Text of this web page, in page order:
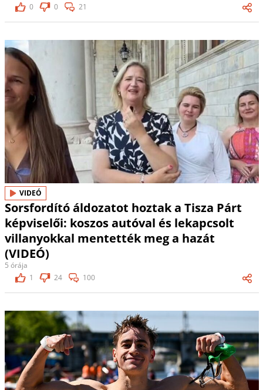
0
0 21
VIDEÓ
Sorsfordító áldozatot hoztak a Tisza Párt
képviselői: koszos autóval és lekapcsolt
villanyokkal mentették meg a hazát
(VIDEÓ)
5 órája
1
24 100